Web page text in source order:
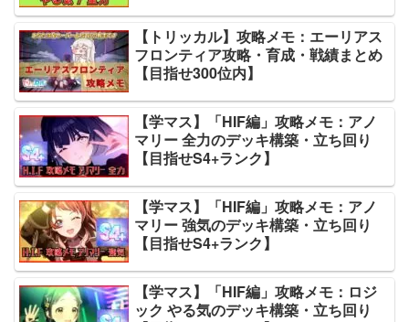
【トリッカル】攻略メモ：エーリアス
フロンティア攻略・育成・戦績まとめ
【目指せ300位内】
【学マス】「HIF編」攻略メモ：アノ
マリー 全力のデッキ構築・立ち回り
【目指せS4+ランク】
【学マス】「HIF編」攻略メモ：アノ
マリー 強気のデッキ構築・立ち回り
【目指せS4+ランク】
【学マス】「HIF編」攻略メモ：ロジ
ック やる気のデッキ構築・立ち回り